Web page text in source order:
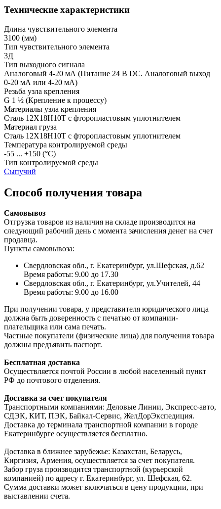
Технические характеристики
Длина чувствительного элемента
3100 (мм)
Тип чувствительного элемента
3Д
Тип выходного сигнала
Аналоговый 4-20 мА (Питание 24 В DC. Аналоговый выход
0-20 мА или 4-20 мА)
Резьба узла крепления
G 1 ½ (Крепление к процессу)
Материалы узла крепления
Сталь 12Х18Н10Т с фторопластовым уплотнителем
Материал груза
Сталь 12Х18Н10Т с фторопластовым уплотнителем
Температура контролируемой среды
-55 ... +150 (°С)
Тип контролируемой среды
Сыпучий
Способ получения товара
Самовывоз
Отгрузка товаров из наличия на складе производится на
следующий рабочий день с момента зачисления денег на счет
продавца.
Пункты самовывоза:
Свердловская обл., г. Екатеринбург, ул.Шефская, д.62
Время работы: 9.00 до 17.30
Свердловская обл., г. Екатеринбург, ул.Учителей, 44
Время работы: 9.00 до 16.00
При получении товара, у представителя юридического лица
должна быть доверенность с печатью от компании-
плательщика или сама печать.
Частные покупатели (физические лица) для получения товара
должны предъявить паспорт.
Бесплатная доставка
Осуществляется почтой России в любой населенный пункт
РФ до почтового отделения.
Доставка за счет покупателя
Транспортными компаниями: Деловые Линии, Экспресс-авто,
СДЭК, КИТ, ПЭК, Байкал-Сервис, ЖелДорЭкспедиция.
Доставка до терминала транспортной компании в городе
Екатеринбурге осуществляется бесплатно.
Доставка в ближнее зарубежье: Казахстан, Беларусь,
Киргизия, Армения, осуществляется за счет покупателя.
Забор груза производится транспортной (курьерской
компанией) по адресу г. Екатеринбург, ул. Шефская, 62.
Сумма доставки может включаться в цену продукции, при
выставлении счета.